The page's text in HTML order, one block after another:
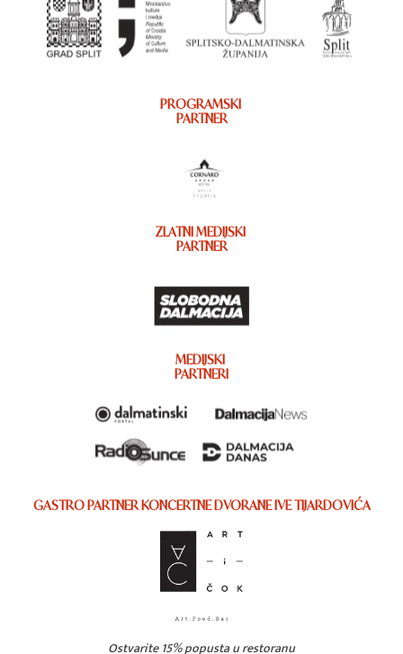
PROGRAMSKI
PARTNER
ZLATNI MEDIJSKI
PARTNER
MEDIJSKI
PARTNERI
GASTRO PARTNER KONCERTNE DVORANE IVE TIJARDOVIĆA
Ostvarite 15% popusta u restoranu